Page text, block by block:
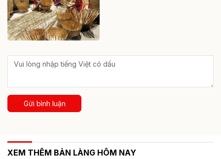
Gửi bình luận
XEM THÊM BẢN LÀNG HÔM NAY